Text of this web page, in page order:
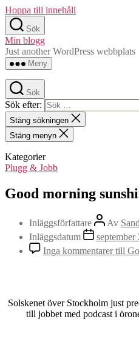
Hoppa till innehåll
Sök
Min blogg
Just another WordPress webbplats
Meny
Sök
Sök efter:
Stäng sökningen
Stäng menyn
Kategorier
Plugg & Jobb
Good morning
Inläggsförfattare Av
Inläggsdatum
september
Inga kommentarertill
Solskenet över Stockholm just
till jobbet med podcast i